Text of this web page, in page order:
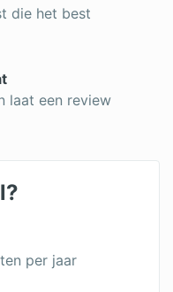
die het best
laat een review
per jaar